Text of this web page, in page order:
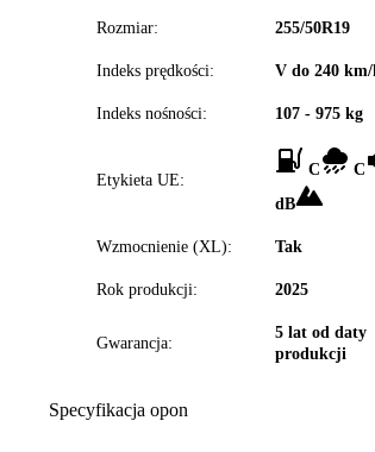
Rozmiar: 255/50R19
Indeks prędkości: V do 240
Indeks nośności: 107 - 975 kg
Etykieta UE:
C
C
dB
Wzmocnienie (XL): Tak
Rok produkcji: 2025
Gwarancja:
5 lat od daty
produkcji
Specyfikacja opon